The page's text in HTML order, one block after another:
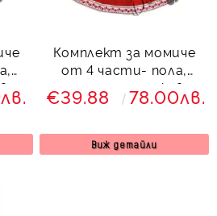
и
Комплект за момиче
от 4 части- пола,
риза с дълъг ръкав и
къдрици с фолклорни/
и диадема
€39.88 78.00лв.
Виж детайли